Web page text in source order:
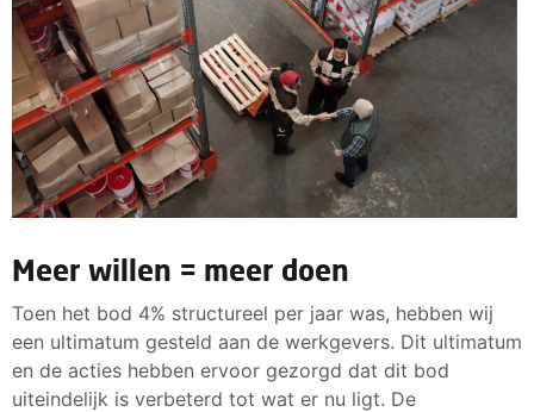
Meer willen = meer doen
Toen het bod 4% structureel per jaar was, hebben wij
een ultimatum gesteld aan de werkgevers. Dit ultimatum
en de acties hebben ervoor gezorgd dat dit bod
uiteindelijk is verbeterd tot wat er nu ligt. De